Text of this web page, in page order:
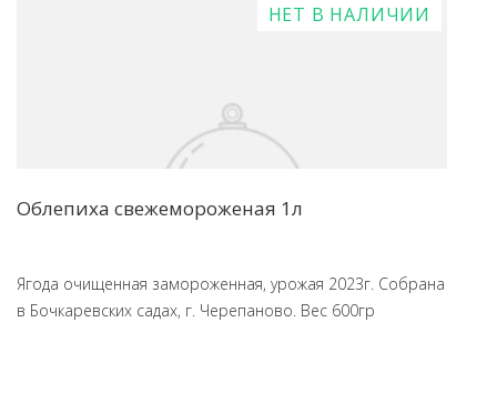
НЕТ В НАЛИЧИИ
Облепиха свежемороженая 1л
Ягода очищенная замороженная, урожая 2023г. Собрана
в Бочкаревских садах, г. Черепаново. Вес 600гр